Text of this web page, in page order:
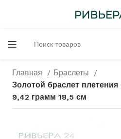
Главная
Браслеты
Золотой браслет
9,42 грамм 18,5 см